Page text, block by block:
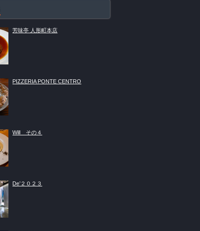
芳味亭 人形町本店
PIZZERIA PONTE CENTRO
Will その４
De’２０２３